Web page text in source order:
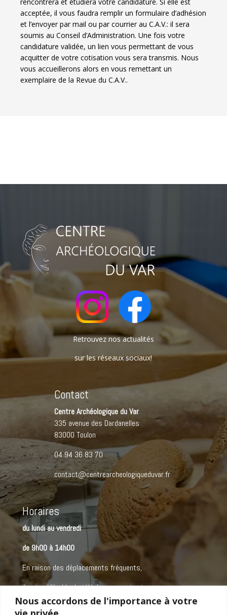
Nous accordons de l'importance à votre
acceptée, il vous faudra remplir un formulaire d’adhésion
et l’envoyer par mail ou par courrier au C.A.V.: il sera
soumis au Conseil d’Administration. Une fois votre
candidature validée, un lien vous permettant de vous
acquitter de votre cotisation vous sera transmis. Nous
vous accueillerons alors en vous remettant un
exemplaire de la Revue du C.A.V..
Retrouvez nos actualités
sur les réseaux sociaux!
Contact
Centre Archéologique du Var
335 avenue des Dardanelles
83000 Toulon
04 94 36 83 70
contact@centrearcheologiqueduvar.fr
Horaires
du lundi au vendredi
de 9h00 à 14h00
En raison des déplacements fréquents,
il est préférable de téléphoner avant votre venue